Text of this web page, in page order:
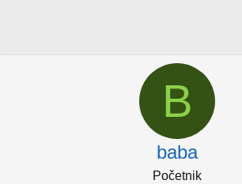
B
baba
Početnik